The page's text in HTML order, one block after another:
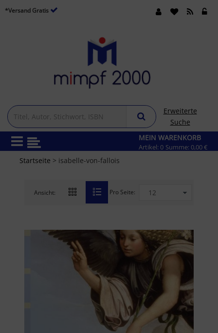
*Versand Gratis
Erweiterte
Suche
MEIN WARENKORB
Artikel: 0 Summe: 0,00 €
Startseite > isabelle-von-fallois
Ansicht: Pro Seite: